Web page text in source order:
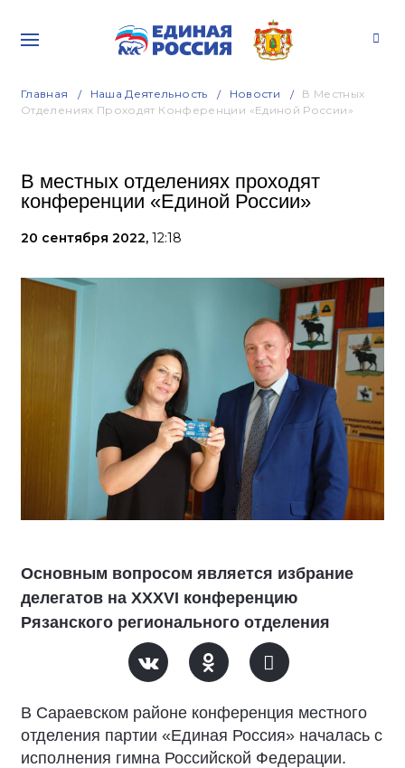
Главная Наша Деятельность Новости
В Местных
Отделениях Проходят Конференции «Единой России»
В местных отделениях проходят
конференции «Единой России»
20 сентября 2022, 12:18
Основным вопросом является избрание
делегатов на XXXVI конференцию
Рязанского регионального отделения
В Сараевском районе конференция местного
отделения партии «Единая Россия» началась с
исполнения гимна Российской Федерации.